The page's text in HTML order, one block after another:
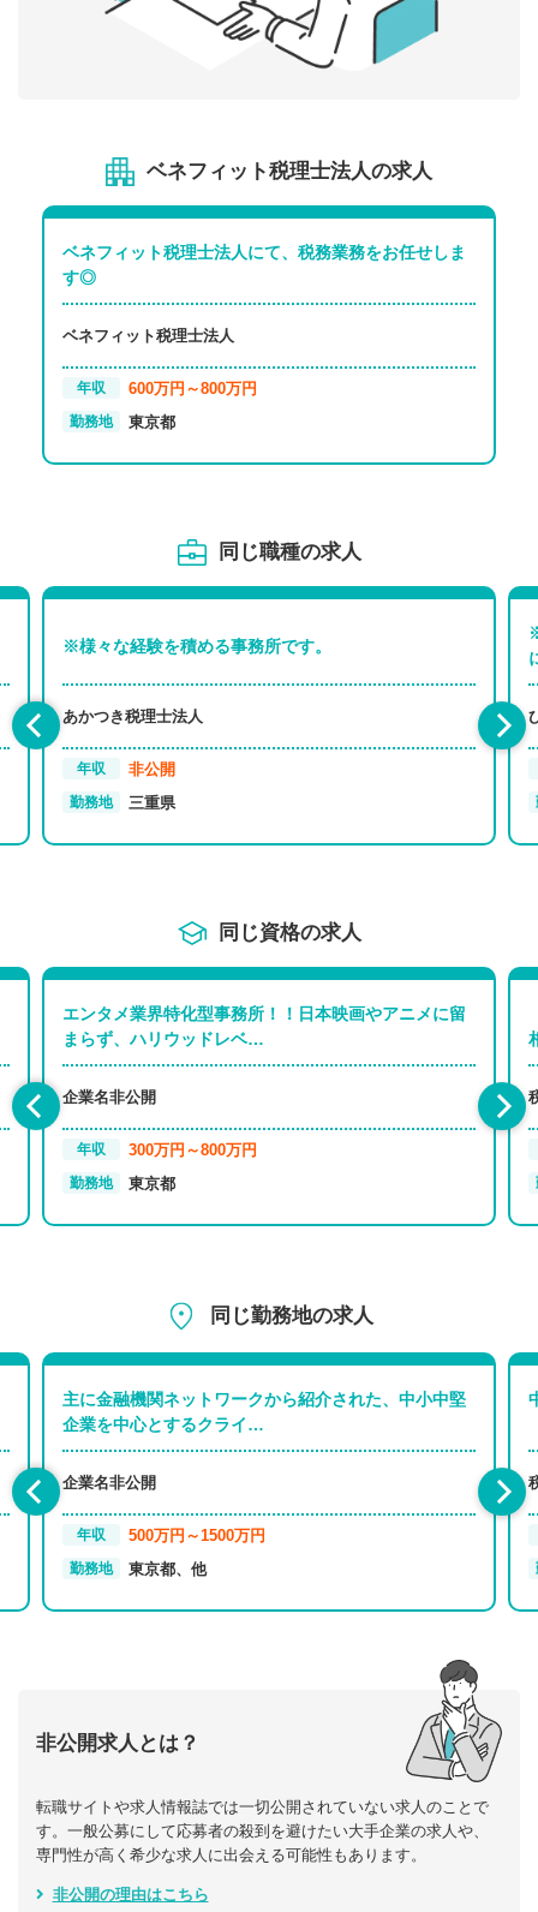
ベネフィット税理士法人の求人
ベネフィット税理士法人にて、税務業務をお任せしま
す◎
ベネフィット税理士法人
年収 600万円～800万円
勤務地 東京都
同じ職種の求人
※様々な経験を積める事務所です。
あかつき税理士法人
年収 非公開
勤務地 三重県
同じ資格の求人
エンタメ業界特化型事務所！！日本映画やアニメに留
まらず、ハリウッドレベ…
企業名非公開
年収 300万円～800万円
勤務地 東京都
同じ勤務地の求人
主に金融機関ネットワークから紹介された、中小中堅
企業を中心とするクライ…
企業名非公開
年収 500万円～1500万円
勤務地 東京都、他
非公開求人とは？
転職サイトや求人情報誌では一切公開されていない求人のことで
す。一般公募にして応募者の殺到を避けたい大手企業の求人や、
専門性が高く希少な求人に出会える可能性もあります。
非公開の理由はこちら